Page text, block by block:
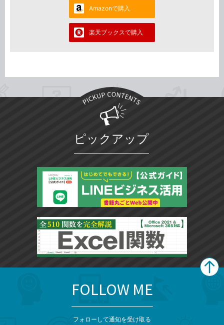
Amazonで購入
楽天ブックスで購入
ピックアップ
FOLLOW ME
フォローして通知を受け取る